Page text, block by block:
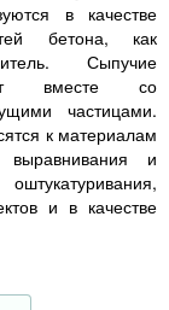
в качестве
бетона, как
Сыпучие
вместе со
частицами.
к материалам
выравнивания и
и в качестве